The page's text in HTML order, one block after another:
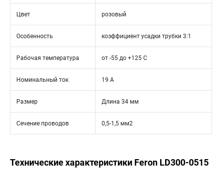
Цвет розовый
Особенность коэффициент усадки трубки 3:1
Рабочая температура от -55 до +125 С
Номинальный ток 19 А
Размер Длина 34 мм
Сечение проводов 0,5-1,5 мм2
Технические характеристики Feron LD300-0515